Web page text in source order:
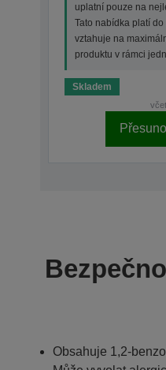
uplatní pouze na
Tato nabídka platí
vztahuje na
produktu v rámci
Skladem
Obsahuje 1,2-